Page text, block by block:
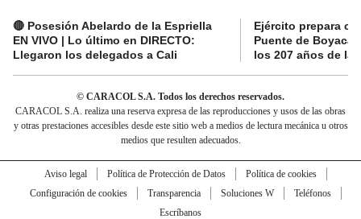
🔴 Posesión Abelardo de la Espriella
EN VIVO | Lo último en DIRECTO:
Llegaron los delegados a Cali
Ejército prepara
Puente de Boyacá
los 207 años de la
© CARACOL S.A. Todos los derechos reservados.
CARACOL S.A. realiza una reserva expresa de las reproducciones y usos de las obras
y otras prestaciones accesibles desde este sitio web a medios de lectura mecánica u otros
medios que resulten adecuados.
Aviso legal Política de Protección de Datos
Política de cookies
Configuración de cookies
Transparencia Soluciones W
Teléfonos
Escríbanos